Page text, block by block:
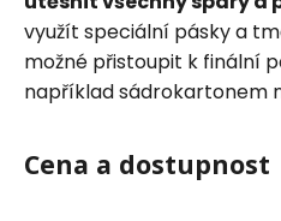
využít speciální pásky a
možné přistoupit k finální
například sádrokartonem
Cena a dostupnost